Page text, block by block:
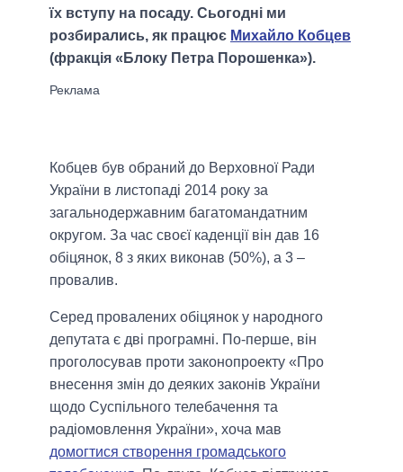
їх вступу на посаду. Сьогодні ми
розбирались, як працює Михайло Кобцев
(фракція «Блоку Петра Порошенка»).
Кобцев був обраний до Верховної Ради
України в листопаді 2014 року за
загальнодержавним багатомандатним
округом. За час своєї каденції він дав 16
обіцянок, 8 з яких виконав (50%), а 3 –
провалив.
Серед провалених обіцянок у народного
депутата є дві програмні. По-перше, він
проголосував проти законопроекту «Про
внесення змін до деяких законів України
щодо Суспільного телебачення та
радіомовлення України», хоча мав
домогтися створення громадського